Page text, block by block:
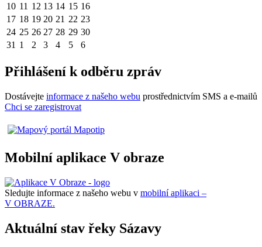
10 11 12 13 14 15 16
17 18 19 20 21 22 23
24 25 26 27 28 29 30
31 1 2 3 4 5 6
Přihlášení k odběru zpráv
Dostávejte informace z našeho webu prostřednictvím SMS a e-mailů
Chci se zaregistrovat
Mobilní aplikace V obraze
Sledujte informace z našeho webu v mobilní aplikaci –
V OBRAZE.
Aktuální stav řeky Sázavy